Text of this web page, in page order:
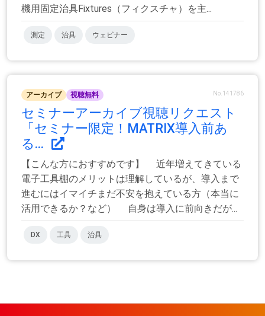
機用固定治具Fixtures（フィクスチャ）を主...
測定 治具 ウェビナー
アーカイブ 視聴無料 No.141786
セミナーアーカイブ視聴リクエスト
「セミナー限定！MATRIX導入前あ
る...
【こんな方におすすめです】 近年増えてきている
電子工具棚のメリットは理解しているが、導入まで
進むにはイマイチまだ不安を抱えている方（本当に
活用できるか？など） 自身は導入に前向きだが...
DX 工具 治具